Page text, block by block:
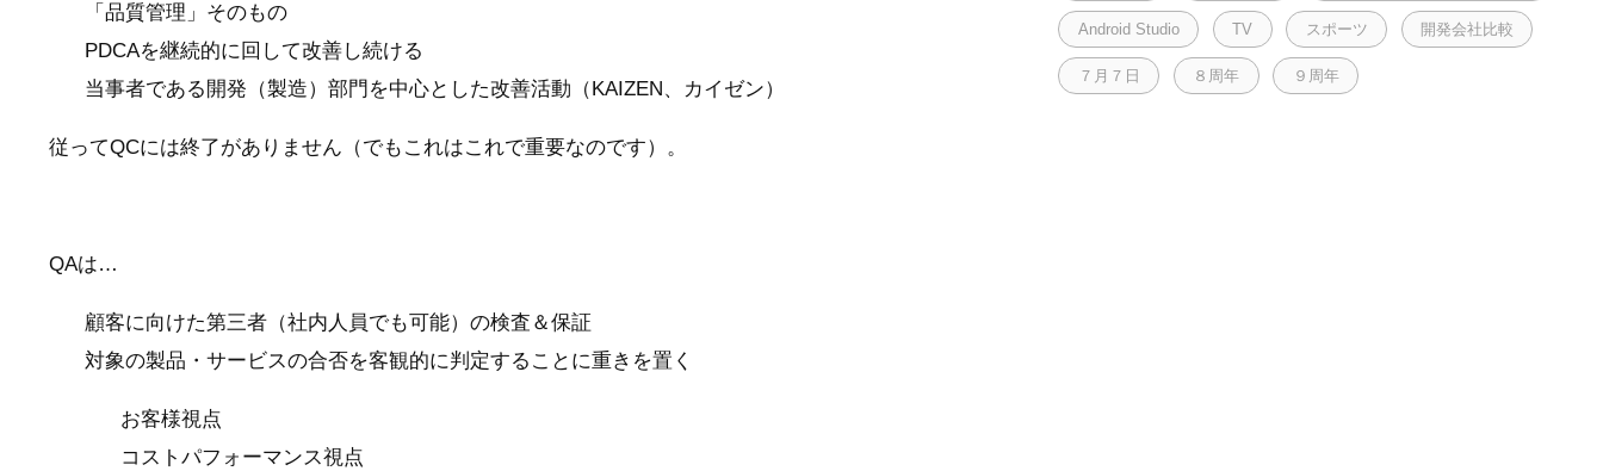
「品質管理」そのもの
PDCAを継続的に回して改善し続ける
当事者である開発（製造）部門を中心とした改善活動（KAIZEN、カイゼン）
従ってQCには終了がありません（でもこれはこれで重要なのです）。
QAは…
顧客に向けた第三者（社内人員でも可能）の検査＆保証
対象の製品・サービスの合否を客観的に判定することに重きを置く
お客様視点
コストパフォーマンス視点
Android Studio TV スポーツ 開発会社比較
７月７日 ８周年 ９周年